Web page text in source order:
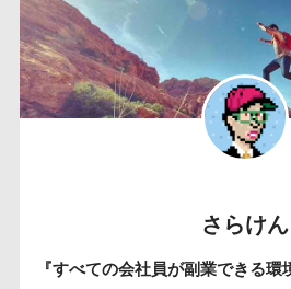
さらけん
『すべての会社員が副業できる環